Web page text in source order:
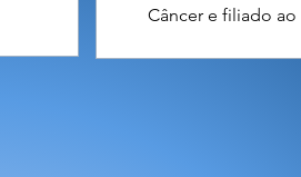
Câncer e filiado ao